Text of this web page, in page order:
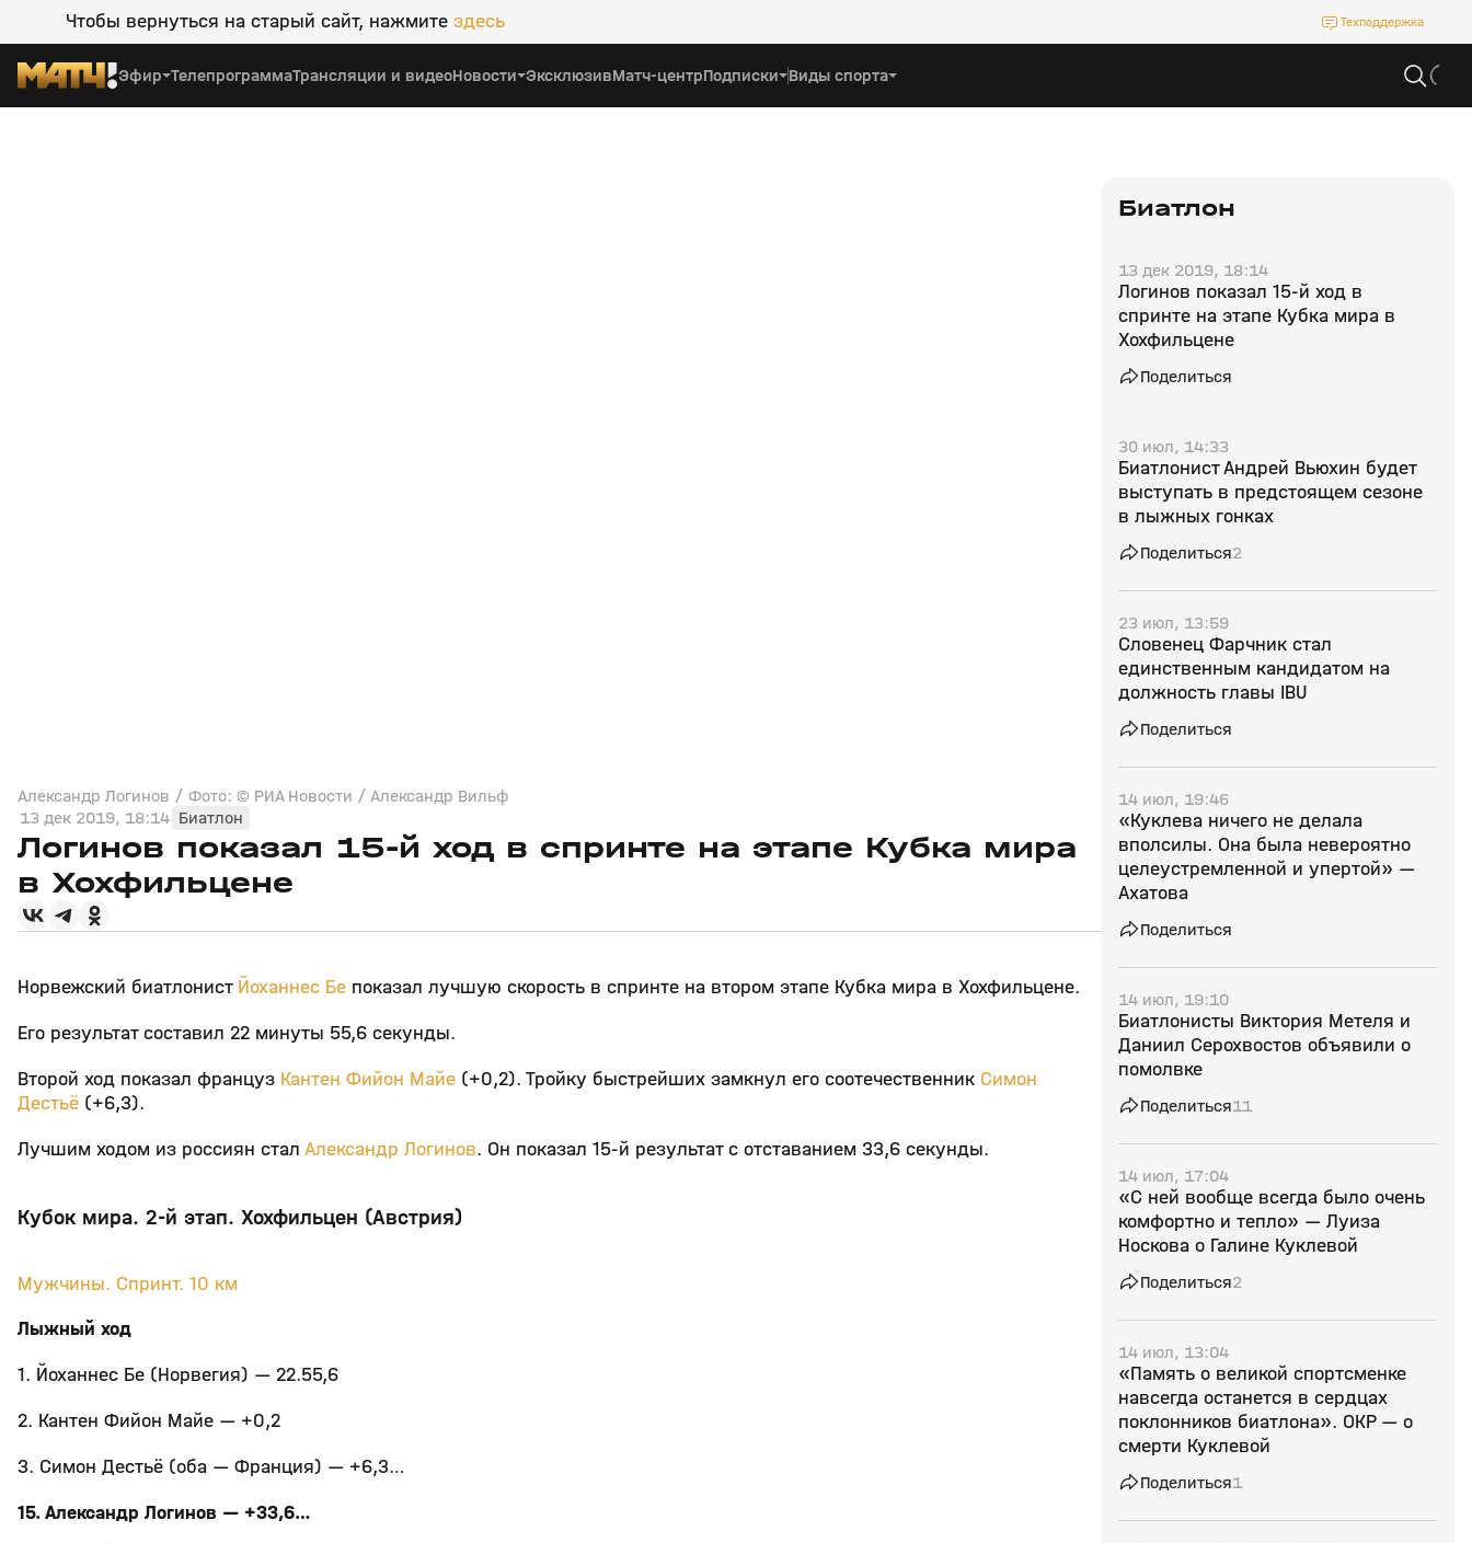
Чтобы вернуться на старый сайт, нажмите здесь Техподдержка
Эфир ТелепрограммаТрансляции и видеоНовости ЭксклюзивМатч-центрПодписки Виды спорта
Александр Логинов / Фото: © РИА Новости / Александр Вильф
13 дек 2019, 18:14 Биатлон
Логинов показал 15-й ход в спринте на этапе Кубка мира
в Хохфильцене
Норвежский биатлонист Йоханнес Бе показал лучшую скорость в спринте на втором этапе Кубка мира в Хохфильцене.
Его результат составил 22 минуты 55,6 секунды.
Второй ход показал француз Кантен Фийон Майе (+0,2). Тройку быстрейших замкнул его соотечественник Симон
Дестьё (+6,3).
Лучшим ходом из россиян стал Александр Логинов. Он показал 15-й результат с отставанием 33,6 секунды.
Кубок мира. 2-й этап. Хохфильцен (Австрия)
Мужчины. Спринт. 10 км
Лыжный ход
1. Йоханнес Бе (Норвегия) — 22.55,6
2. Кантен Фийон Майе — +0,2
3. Симон Дестьё (оба — Франция) — +6,3…
15. Александр Логинов — +33,6…
Биатлон
13 дек 2019, 18:14
Логинов показал 15-й ход в
спринте на этапе Кубка мира в
Хохфильцене
Поделиться
30 июл, 14:33
Биатлонист Андрей Вьюхин будет
выступать в предстоящем сезоне
в лыжных гонках
Поделиться2
23 июл, 13:59
Словенец Фарчник стал
единственным кандидатом на
должность главы IBU
Поделиться
14 июл, 19:46
«Куклева ничего не делала
вполсилы. Она была невероятно
целеустремленной и упертой» —
Ахатова
Поделиться
14 июл, 19:10
Биатлонисты Виктория Метеля и
Даниил Серохвостов объявили о
помолвке
Поделиться11
14 июл, 17:04
«С ней вообще всегда было очень
комфортно и тепло» — Луиза
Носкова о Галине Куклевой
Поделиться2
14 июл, 13:04
«Память о великой спортсменке
навсегда останется в сердцах
поклонников биатлона». ОКР — о
смерти Куклевой
Поделиться1